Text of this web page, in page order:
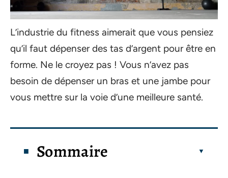
L’industrie du fitness aimerait que vous pensiez
qu’il faut dépenser des tas d’argent pour être en
forme. Ne le croyez pas ! Vous n’avez pas
besoin de dépenser un bras et une jambe pour
vous mettre sur la voie d’une meilleure santé.
Sommaire